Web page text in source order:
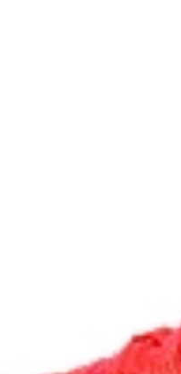
has been extensively